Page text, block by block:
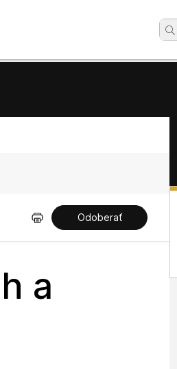
Odoberať
a